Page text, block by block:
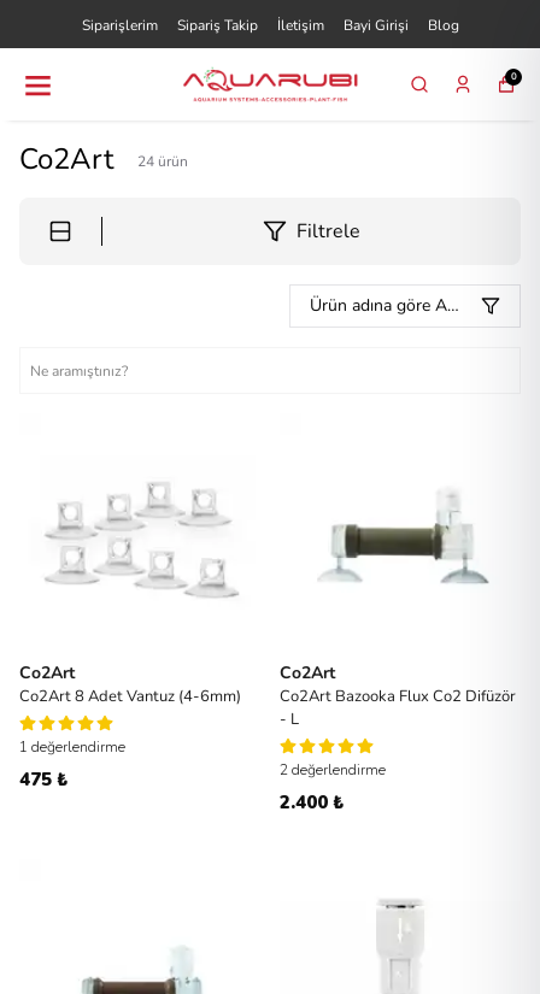
Siparişlerim Sipariş Takip İletişim Bayi Girişi Blog
0
Co2Art 24 ürün
Filtrele
Ürün adına göre A-Z
Co2Art
Co2Art 8 Adet Vantuz (4-6mm)
1 değerlendirme
475 ₺
Co2Art
Co2Art Bazooka Flux Co2 Difüzör
- L
2 değerlendirme
2.400 ₺